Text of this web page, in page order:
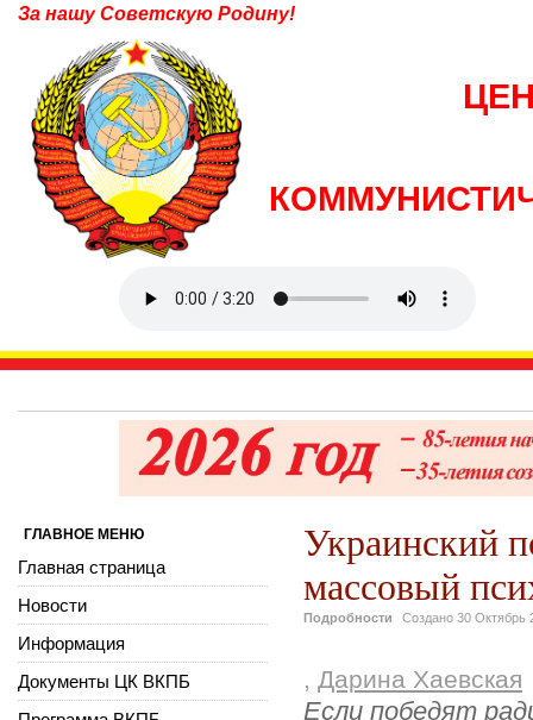
За нашу Советскую Родину!
Украинский
массовый
Подробности Создано 30 Октябрь
, Дарина Хаевская
Если победят
ГЛАВНОЕ МЕНЮ
Главная страница
Новости
Информация
Документы ЦК ВКПБ